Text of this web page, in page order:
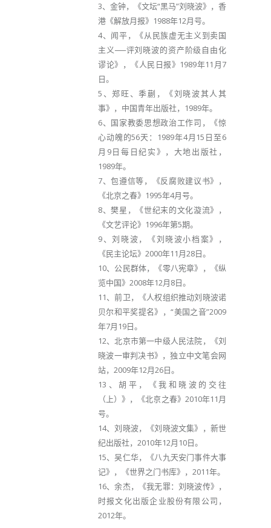
3、金钟，《文坛“黑马”刘晓波》，香
港《解放月报》1988年12月号。
4、闻平，《从民族虚无主义到卖国
主义──评刘晓波的资产阶级自由化
谬论》，《人民日报》1989年11月7
日。
5、郑旺、季蒯，《刘晓波其人其
事》，中国青年出版社，1989年。
6、国家教委思想政治工作司，《惊
心动魄的56天：1989年4月15日至6
月9日每日纪实》，大地出版社，
1989年。
7、包遵信等，《反腐败建议书》，
《北京之春》1995年4月号。
8、樊星，《世纪末的文化漩流》，
《文艺评论》1996年第5期。
9、刘晓波，《刘晓波小档案》，
《民主论坛》2000年11月28日。
10、公民群体，《零八宪章》，《纵
览中国》2008年12月8日。
11、前卫，《人权组织推动刘晓波诺
贝尔和平奖提名》，“美国之音”2009
年7月19日。
12、北京市第一中级人民法院，《刘
晓波一审判决书》，独立中文笔会网
站，2009年12月26日。
13、胡平，《我和晓波的交往
（上）》，《北京之春》2010年11月
号。
14、刘晓波，《刘晓波文集》，新世
纪出版社，2010年12月10日。
15、吴仁华，《八九天安门事件大事
记》，《世界之门书库》，2011年。
16、余杰，《我无罪：刘晓波传》，
时报文化出版企业股份有限公司，
2012年。